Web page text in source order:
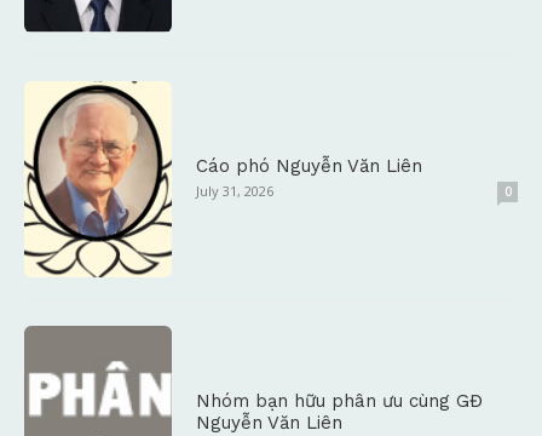
Cáo phó Nguyễn Văn Liên
July 31, 2026 0
Nhóm bạn hữu phân ưu cùng GĐ
Nguyễn Văn Liên